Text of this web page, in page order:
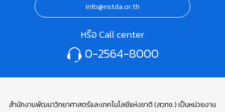
info@nstda.or.th
หรือ Call center
0-2564-8000
สำนักงานพัฒนาวิทยาศาสตร์และเทคโนโลยีแห่งชาติ (สวทช.) เป็นหน่วยงาน